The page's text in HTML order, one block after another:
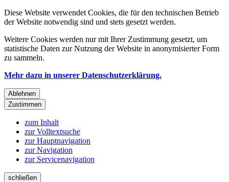
Diese Website verwendet Cookies, die für den technischen Betrieb
der Website notwendig sind und stets gesetzt werden.
Weitere Cookies werden nur mit Ihrer Zustimmung gesetzt, um
statistische Daten zur Nutzung der Website in anonymisierter Form
zu sammeln.
Mehr dazu in unserer Datenschutzerklärung.
Ablehnen
Zustimmen
zum Inhalt
zur Volltextsuche
zur Hauptnavigation
zur Navigation
zur Servicenavigation
schließen